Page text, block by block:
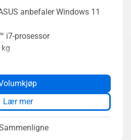
anbefaler Windows 11
i7-prosessor
ExpertMeet øker
i møter
opptil 1 TB kapasitet
i samsvar med
til robusthet
for å opprettholde
modus
Lær mer